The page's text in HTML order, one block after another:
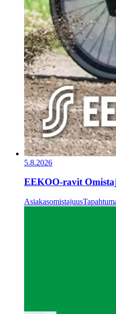
5.8.2026
EEKOO-ravit
Asiakasomistajuus